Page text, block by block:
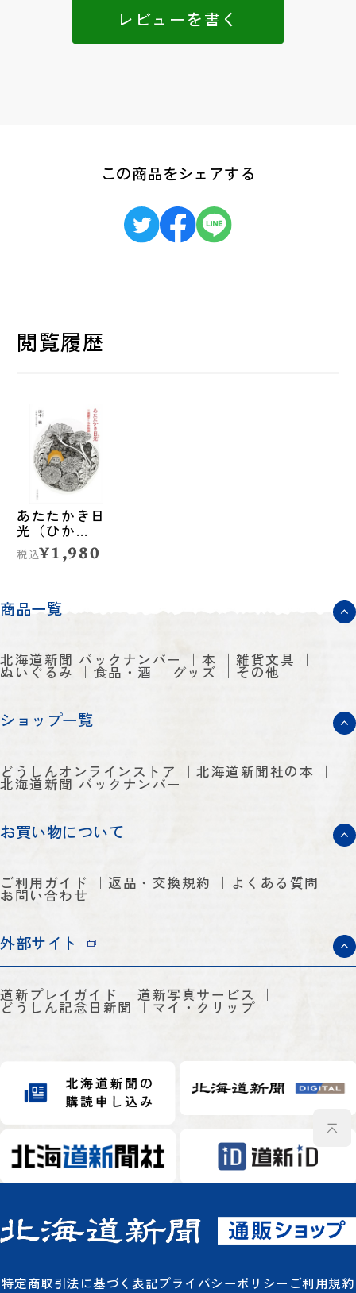
レビューを書く
この商品をシェアする
閲覧履歴
あたたかき日
光（ひか
げ） 三浦綾
子・光世物語
税込¥1,980
商品一覧
北海道新聞 バックナンバー 本 雑貨文具
ぬいぐるみ 食品・酒 グッズ その他
ショップ一覧
どうしんオンラインストア 北海道新聞社の本
北海道新聞 バックナンバー
お買い物について
ご利用ガイド 返品・交換規約 よくある質問
お問い合わせ
外部サイト
道新プレイガイド 道新写真サービス
どうしん記念日新聞 マイ・クリップ
特定商取引法に基づく表記プライバシーポリシー ご利用規約